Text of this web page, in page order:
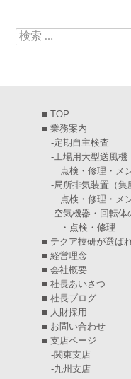
2025年4月(5)
2025年1月(7)
2024年12月(4)
2024年11月(6)
2024年10月(5)
2024年9月(4)
2024年8月(5)
2024年7月(6)
2024年6月(4)
2024年5月(5)
2024年4月(5)
検索:
■ TOP
■ 業務案内
-定期自主検査
-工場用大型送風機
点検・修理・メ
-局所排気装置（
点検・修理・メ
-空気機器・回転体
・点検・修理
■ テクア技研が選ば
■ 経営理念
■ 会社概要
■ 社長あいさつ
■ 社長ブログ
■ 人財採用
■ お問い合わせ
■ 支店ページ
-関東支店
-九州支店